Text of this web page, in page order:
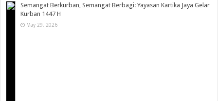
Semangat Berkurban, Semangat Berbagi: Yayasan Kartika Jaya Gelar
Kurban 1447 H
May 29, 2026